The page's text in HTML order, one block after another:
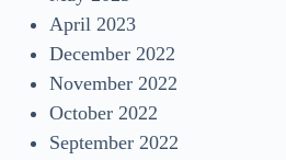
April 2023
December 2022
November 2022
October 2022
September 2022